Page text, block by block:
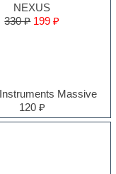
NEXUS
330 ₽ 199 ₽
Massive
120 ₽